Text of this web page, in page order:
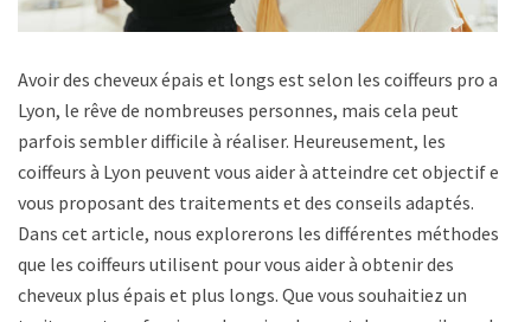
Avoir des cheveux épais et longs est selon les coiffeurs pro a
Lyon, le rêve de nombreuses personnes, mais cela peut
parfois sembler difficile à réaliser. Heureusement, les
coiffeurs à Lyon peuvent vous aider à atteindre cet objectif en
vous proposant des traitements et des conseils adaptés.
Dans cet article, nous explorerons les différentes méthodes
que les coiffeurs utilisent pour vous aider à obtenir des
cheveux plus épais et plus longs. Que vous souhaitiez un